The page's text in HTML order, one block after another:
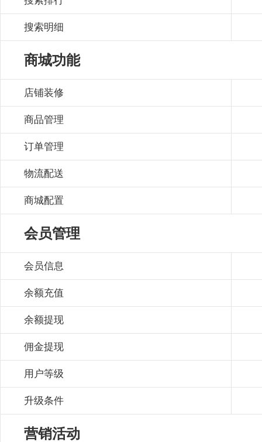
搜索明细
商城功能
店铺装修
商品管理
订单管理
物流配送
商城配置
会员管理
会员信息
余额充值
余额提现
佣金提现
用户等级
升级条件
营销活动